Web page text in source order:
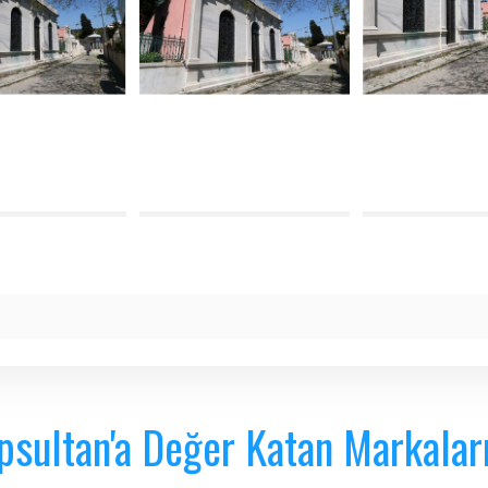
Değer Katan